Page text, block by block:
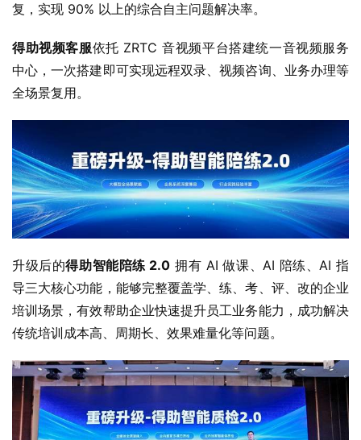
复，实现 90% 以上的综合自主问题解决率。
得助视频客服依托 ZRTC 音视频平台搭建统一音视频服务
中心，一次搭建即可实现远程双录、视频咨询、业务办理等
全场景复用。
升级后的得助智能陪练 2.0 拥有 AI 做课、AI 陪练、AI 指
导三大核心功能，能够完整覆盖学、练、考、评、改的企业
培训场景，有效帮助企业快速提升员工业务能力，成功解决
传统培训成本高、周期长、效果难量化等问题。